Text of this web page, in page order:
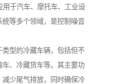
于汽车、摩托车、工业设
等多个领域，是控制噪音
型的冷藏车辆，包括但不
车、冷藏货车等。其主要功
少尾气排放，同时确保冷